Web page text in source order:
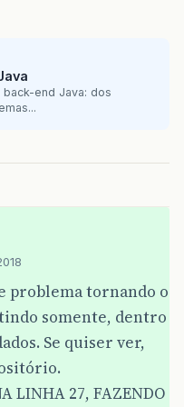
end Java: dos
problema tornando o
somente, dentro
Se quiser ver,
LINHA 27, FAZENDO